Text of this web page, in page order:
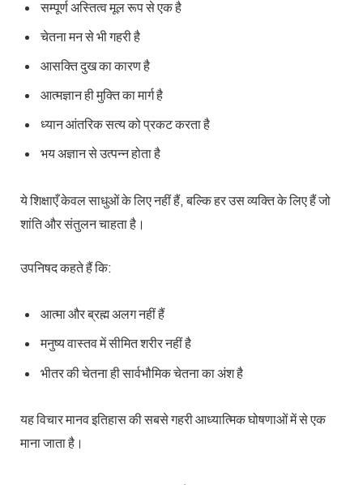
सम्पूर्ण अस्तित्व मूल रूप से एक है
चेतना मन से भी गहरी है
आसक्ति दुख का कारण है
आत्मज्ञान ही मुक्ति का मार्ग है
ध्यान आंतरिक सत्य को प्रकट करता है
भय अज्ञान से उत्पन्न होता है
ये शिक्षाएँ केवल साधुओं के लिए नहीं हैं, बल्कि हर उस व्यक्ति के लिए हैं जो
शांति और संतुलन चाहता है।
उपनिषद कहते हैं कि:
आत्मा और ब्रह्म अलग नहीं हैं
मनुष्य वास्तव में सीमित शरीर नहीं है
भीतर की चेतना ही सार्वभौमिक चेतना का अंश है
यह विचार मानव इतिहास की सबसे गहरी आध्यात्मिक घोषणाओं में से एक
माना जाता है।